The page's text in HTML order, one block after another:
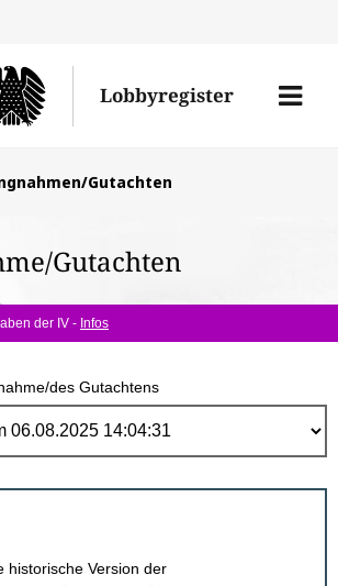
Lobbyregister
Menü
Gutachten
Gutachten
der IV - Infos
des Gutachtens
historische Version der